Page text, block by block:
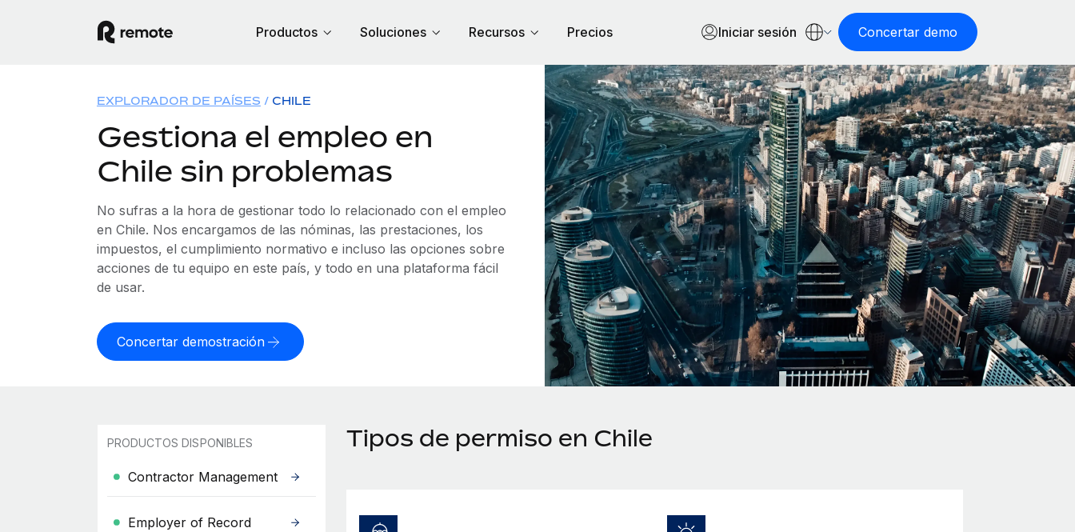
Productos Soluciones Recursos Precios Iniciar sesión Concertar demo
EXPLORADOR DE PAÍSES CHILE
Gestiona el empleo en
Chile sin problemas
No sufras a la hora de gestionar todo lo relacionado con el empleo
en Chile. Nos encargamos de las nóminas, las prestaciones, los
impuestos, el cumplimiento normativo e incluso las opciones sobre
acciones de tu equipo en este país, y todo en una plataforma fácil
de usar.
Concertar demostración
PRODUCTOS DISPONIBLES
Contractor Management
Employer of Record
Tipos de permiso en Chile